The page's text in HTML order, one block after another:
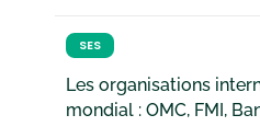
SES
Les organisations
mondial : OMC, FMI,